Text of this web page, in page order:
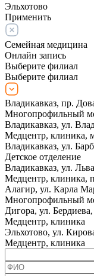
Эльхотово
Применить
Семейная медицина
Онлайн запись
Выберите филиал
Выберите филиал
Владикавказ, пр.
Многопрофильный
Владикавказ, ул.
Медцентр, клиника,
Владикавказ, ул.
Детское отделение
Владикавказ, ул.
Медцентр, клиника,
Алагир, ул. Карла
Многопрофильный
Дигора, ул.
Медцентр, клиника
Эльхотово, ул.
Медцентр, клиника